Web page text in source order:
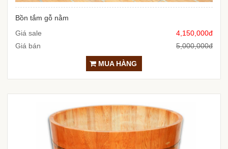
Bồn tắm gỗ nằm
Giá sale
4,150,000đ
Giá bán
5,000,000đ
MUA HÀNG